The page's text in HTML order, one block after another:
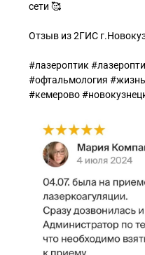
сети 🥰
Отзыв из 2ГИС
#лазероптик
#офтальмология
#кемерово